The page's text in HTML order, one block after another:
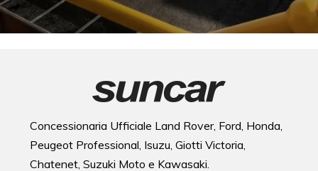
Concessionaria Ufficiale Land Rover, Ford, Honda,
Peugeot Professional, Isuzu, Giotti Victoria,
Chatenet, Suzuki Moto e Kawasaki.